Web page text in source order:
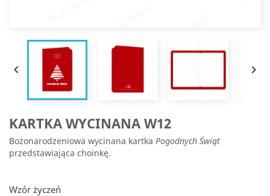
 
KARTKA WYCINANA W12
Bożonarodzeniowa wycinana kartka Pogodnych Świąt
przedstawiająca choinkę.
Wzór życzeń